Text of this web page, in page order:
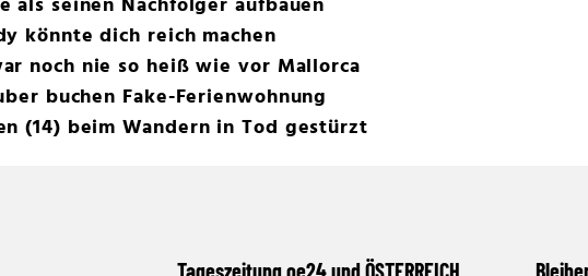
könnte dich reich machen
noch nie so heiß wie vor Mallorca
buchen Fake-Ferienwohnung
(14) beim Wandern in Tod gestürzt
Tageszeitung oe24 und ÖSTERREICH